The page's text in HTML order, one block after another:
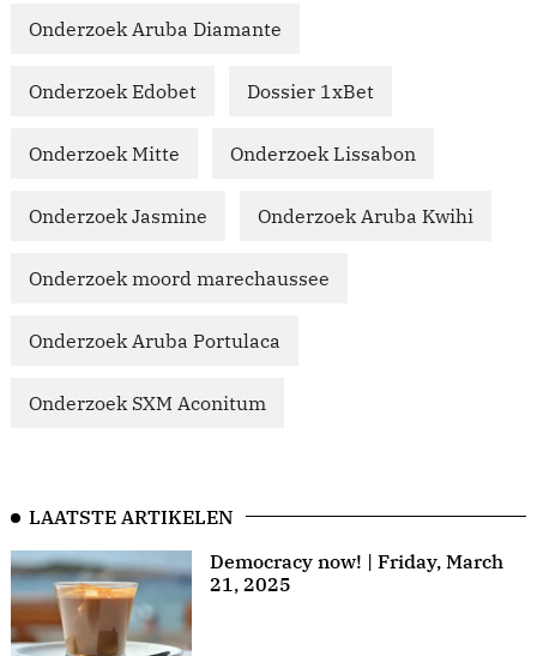
Onderzoek Aruba Diamante
Onderzoek Edobet Dossier 1xBet
Onderzoek Mitte Onderzoek Lissabon
Onderzoek Jasmine Onderzoek Aruba Kwihi
Onderzoek moord marechaussee
Onderzoek Aruba Portulaca
Onderzoek SXM Aconitum
LAATSTE ARTIKELEN
Democracy now! | Friday, March
21, 2025